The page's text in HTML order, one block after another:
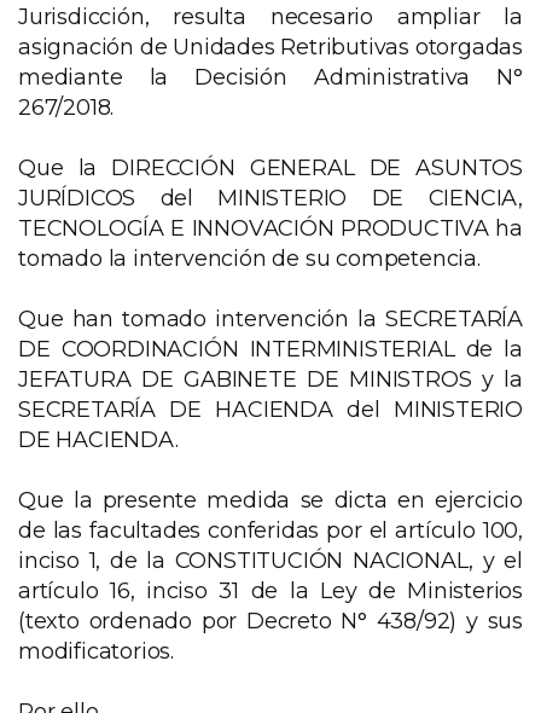
Jurisdicción, resulta necesario ampliar la
asignación de Unidades Retributivas otorgadas
mediante la Decisión Administrativa N°
267/2018.
Que la DIRECCIÓN GENERAL DE ASUNTOS
JURÍDICOS del MINISTERIO DE CIENCIA,
TECNOLOGÍA E INNOVACIÓN PRODUCTIVA ha
tomado la intervención de su competencia.
Que han tomado intervención la SECRETARÍA
DE COORDINACIÓN INTERMINISTERIAL de la
JEFATURA DE GABINETE DE MINISTROS y la
SECRETARÍA DE HACIENDA del MINISTERIO
DE HACIENDA.
Que la presente medida se dicta en ejercicio
de las facultades conferidas por el artículo 100,
inciso 1, de la CONSTITUCIÓN NACIONAL, y el
artículo 16, inciso 31 de la Ley de Ministerios
(texto ordenado por Decreto N° 438/92) y sus
modificatorios.